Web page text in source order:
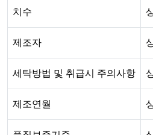
치수
제조자
세탁방법 및 취급시 주의사항
제조연월